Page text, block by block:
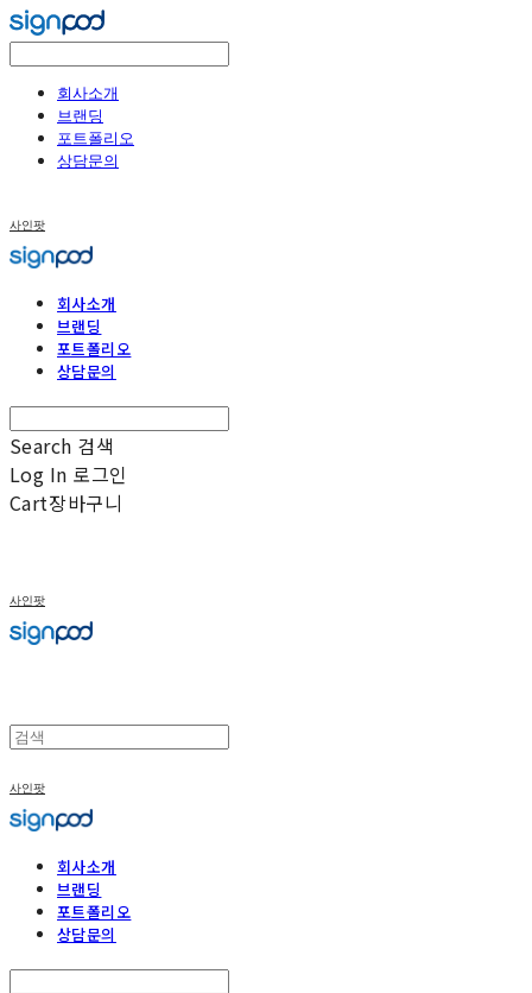
회사소개
브랜딩
포트폴리오
상담문의
사인팟
회사소개
브랜딩
포트폴리오
상담문의
Search 검색
Log In 로그인
Cart장바구니
사인팟
사인팟
회사소개
브랜딩
포트폴리오
상담문의